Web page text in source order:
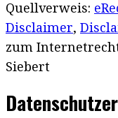
Quellverweis:
Disclaimer,
zum
Siebert